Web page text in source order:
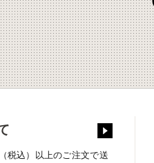
税込）以上のご注文で送